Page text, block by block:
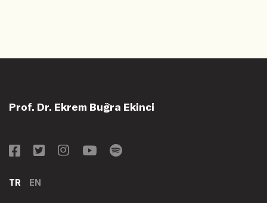
Prof. Dr. Ekrem Buğra Ekinci
TR EN